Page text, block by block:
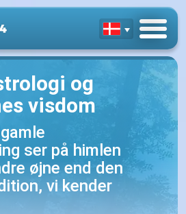
og
visdom
ser på himlen
øjne end den
vi kender